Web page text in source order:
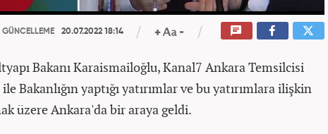
GÜNCELLEME 20.07.2022 18:14
Bakanı Karaismailoğlu, Kanal7 Ankara Temsilcisi
Bakanlığın yaptığı yatırımlar ve bu yatırımlara ilişkin
üzere Ankara'da bir araya geldi.